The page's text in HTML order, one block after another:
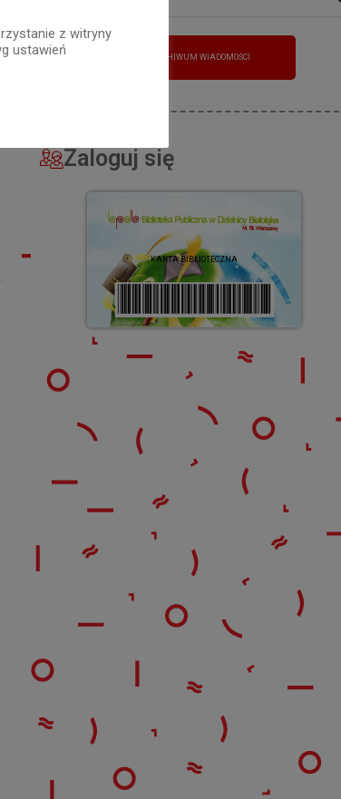
ARCHIWUM WIADOMOŚCI
Zaloguj się
KARTA BIBLIOTECZNA
z witryny
ustawień